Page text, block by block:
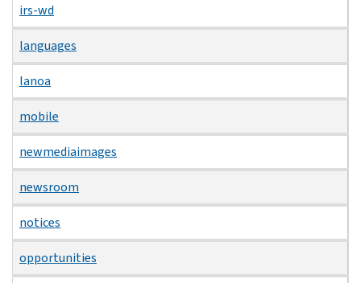
irs-wd
languages
lanoa
mobile
newmediaimages
newsroom
notices
opportunities